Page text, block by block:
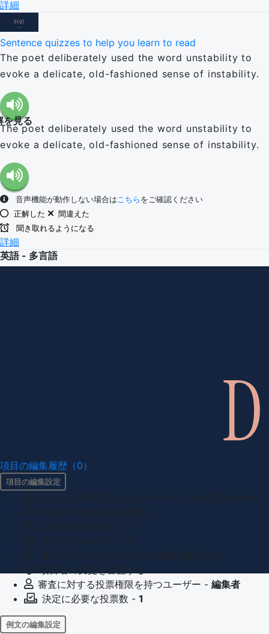
詳細
Sentence quizzes to help you learn to read
The poet deliberately used the word unstability to
evoke a delicate, old-fashioned sense of instability.
を見る
The poet deliberately used the word unstability to
evoke a delicate, old-fashioned sense of instability.
音声機能が動作しない場合はこちら をご確認ください
正解した
間違えた
聞き取れるようになる
詳細
英語 - 多言語
項目の編集履歴（0）
項目の編集設定
審査に対する投票権限を持つユーザー - 編集者
決定に必要な投票数 - 1
例文の編集設定